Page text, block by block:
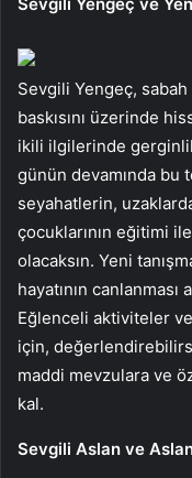
Sevgili Yengeç ve
Sevgili Yengeç,
baskısını üzerinde
ikili ilgilerinde
günün devamında bu
seyahatlerin,
çocuklarının eğitimi
olacaksın. Yeni
hayatının
Eğlenceli aktiviteler
için,
maddi mevzulara ve
kal.
Sevgili Aslan ve